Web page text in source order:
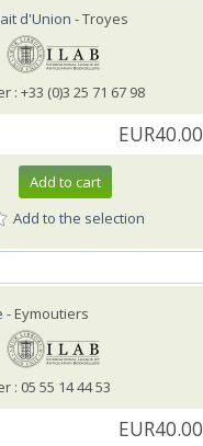
d'Union - Troyes
: +33 (0)3 25 71 67 98
EUR40.00
Add to cart
Add to the selection
- Eymoutiers
: 05 55 14 44 53
EUR40.00